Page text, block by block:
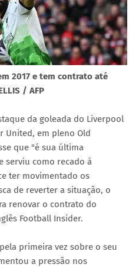
2017 e tem contrato até
/ AFP
da goleada do Liverpool
United, em pleno Old
que "é sua última
serviu como recado à
ter movimentado os
de reverter a situação, o
renovar o contrato do
Football Insider.
primeira vez sobre o seu
a pressão nos